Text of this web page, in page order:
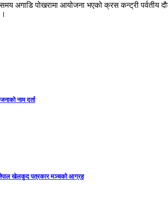
समय अगाडि पोखरामा आयोजना भएको क्रस कन्ट्री
नाम दर्ता
नेपाल खेलकुद पत्रकार मञ्चको आग्रह